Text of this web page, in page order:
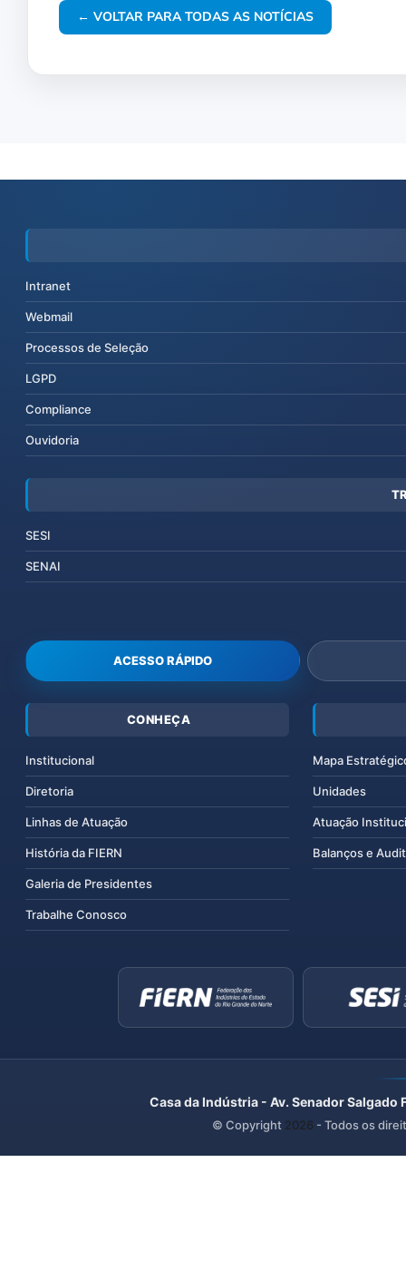
← VOLTAR PARA TODAS AS NOTÍCIAS
Intranet
Webmail
Processos de Seleção
LGPD
Compliance
Ouvidoria
SESI
SENAI
ACESSO RÁPIDO
CONHEÇA
Institucional
Diretoria
Linhas de Atuação
História da FIERN
Galeria de Presidentes
Trabalhe Conosco
Mapa
Unidades
Atuação
Balanços e
Casa da Indústria - Av. Senador
© Copyright 2026 - Todos os